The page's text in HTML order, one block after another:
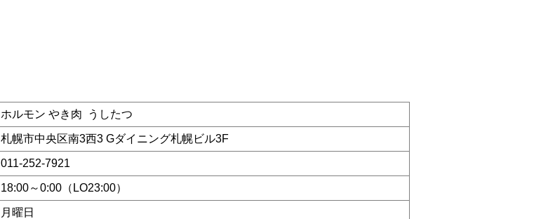
ホルモン やき肉 うしたつ
札幌市中央区南3西3 Gダイニング札幌ビル3F
011-252-7921
18:00～0:00（LO23:00）
月曜日